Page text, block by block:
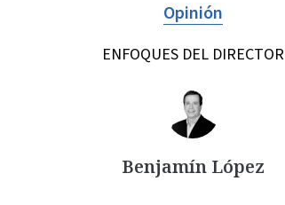
Opinión
ENFOQUES DEL DIRECTOR
Benjamín López